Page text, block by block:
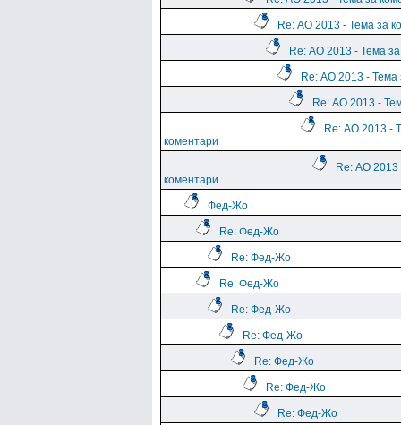
Re: АО 2013 - Тема за
Re: АО 2013 - Тема
Re: АО 2013 - Тема
Re: АО 2013 -
Re: АО 2013 -
коментари
Re: АО 2013
коментари
Фед-Жо
Re: Фед-Жо
Re: Фед-Жо
Re: Фед-Жо
Re: Фед-Жо
Re: Фед-Жо
Re: Фед-Жо
Re: Фед-Жо
Re: Фед-Жо